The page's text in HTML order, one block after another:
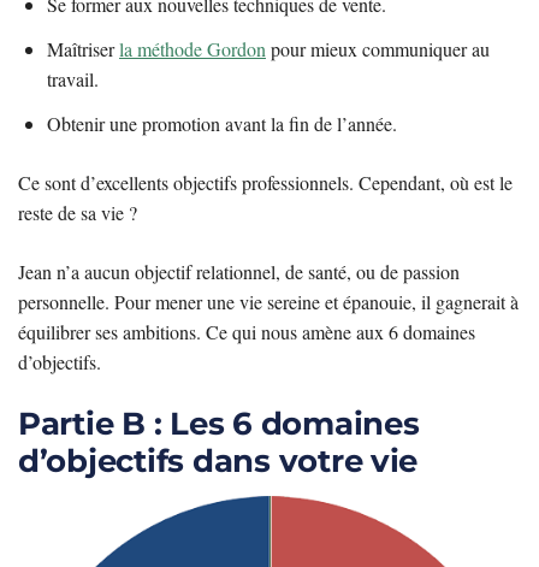
Maîtriserla méthode Gordonpour mieux communiquer au
travail.
Obtenir une promotion avant la fin de l’année.
Ce sont d’excellents objectifs professionnels. Cependant, où est le
reste de sa vie ?
Jean n’a aucun objectif relationnel, de santé, ou de passion
personnelle. Pour mener une vie sereine et épanouie, il gagnerait à
équilibrer ses ambitions. Ce qui nous amène aux 6 domaines
d’objectifs.
Partie B : Les 6 domaines
d’objectifs dans votre vie